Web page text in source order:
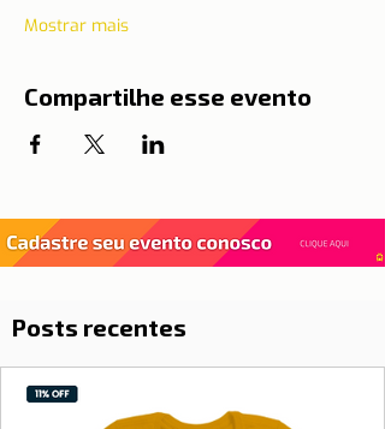
Mostrar mais
Compartilhe esse evento
Posts recentes